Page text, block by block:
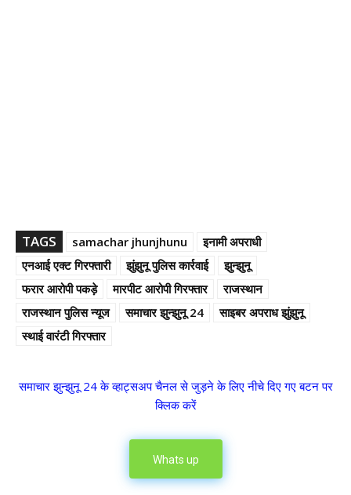
TAGS samachar jhunjhunu
इनामी अपराधी
एनआई एक्ट गिरफ्तारी
झुंझुनू पुलिस कार्रवाई
झुन्झुनू
फरार आरोपी पकड़े
मारपीट आरोपी गिरफ्तार
राजस्थान
राजस्थान पुलिस न्यूज
समाचार झुन्झुनू 24
साइबर अपराध झुंझुनू
स्थाई वारंटी गिरफ्तार
समाचार झुन्झुनू 24 के व्हाट्सअप चैनल से जुड़ने के लिए नीचे दिए गए बटन पर
क्लिक करें
Whats up